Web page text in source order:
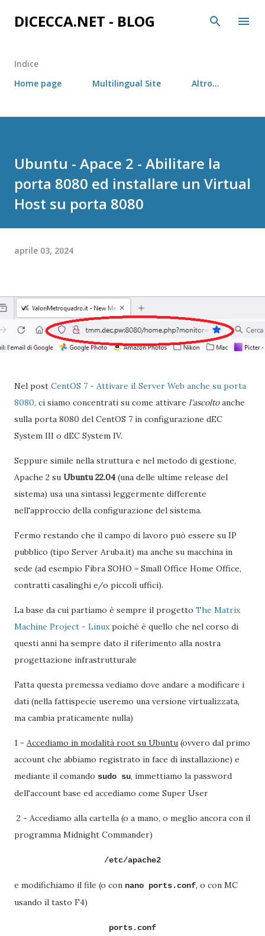
Passa ai contenuti principali
DICECCA.NET - BLOG
Indice
Home page
Multilingual Site Altro…
Ubuntu - Apace 2 - Abilitare la
porta 8080 ed installare un Virtual
Host su porta 8080
aprile 03, 2024
Nel post CentOS 7 - Attivare iI Server Web anche su porta
8080, ci siamo concentrati su come attivare l'ascoltoanche
sulla porta 8080 del CentOS 7 in configurazione dEC
System III o dEC System IV.
Seppure simile nella struttura e nel metodo di gestione,
Apache 2 su Ubuntu 22.04 (una delle ultime release del
sistema) usa una sintassi leggermente differente
nell'approccio della configurazione del sistema.
Fermo restando che il campo di lavoro può essere su IP
pubblico (tipo Server Aruba.it) ma anche su macchina in
sede (ad esempio Fibra SOHO = Small Office Home Office,
contratti casalinghi e/o piccoli uffici).
La base da cui partiamo è sempre il progetto The Matrix
Machine Project - Linuxpoiché è quello che nel corso di
questi anni ha sempre dato il riferimento alla nostra
progettazione infrastrutturale
Fatta questa premessa vediamo dove andare a modificare i
dati (nella fattispecie useremo una versione virtualizzata,
ma cambia praticamente nulla)
1 - Accediamo in modalità root su Ubuntu (ovvero dal primo
account che abbiamo registrato in face di installazione) e
mediante il comando sudo su, immettiamo la password
dell'account base ed accediamo come Super User
2 - Accediamo alla cartella (o a mano, o meglio ancora con il
programma Midnight Commander)
/etc/apache2
e modifichiamo il file (o con nano ports.conf, o con MC
usando il tasto F4)
ports.conf